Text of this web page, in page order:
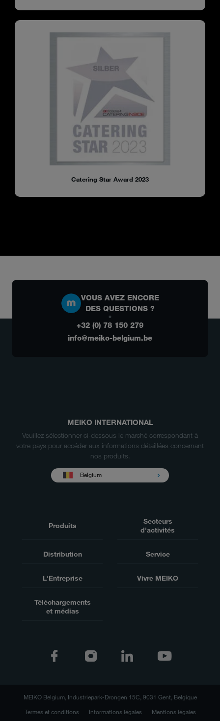
Catering Star Award 2023
VOUS AVEZ ENCORE
DES QUESTIONS ?
+32 (0) 78 150 279
info@meiko-belgium.be
MEIKO INTERNATIONAL
Veuillez sélectionner ci-dessous le marché correspondant à
votre pays pour accéder aux informations détaillées concernant
nos produits.
Belgium
Produits
Secteurs
d’activités
Distribution Service
L'Entreprise Vivre MEIKO
Téléchargements
et médias
MEIKO Belgium, Industriepark-Drongen 15C, 9031 Gent, Belgique
Termes et conditions
Informations légales Mentions légales